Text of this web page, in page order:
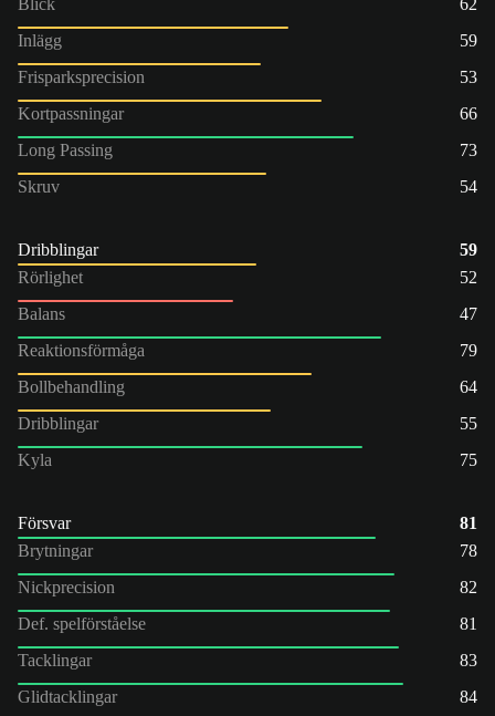
Inlägg
59
Frisparksprecision
53
Kortpassningar
66
Long Passing
73
Skruv
54
Dribblingar
59
Rörlighet
52
Balans
47
Reaktionsförmåga
79
Bollbehandling
64
Dribblingar
55
Kyla
75
Försvar
81
Brytningar
78
Nickprecision
82
Def. spelförståelse
81
Tacklingar
83
Glidtacklingar
84